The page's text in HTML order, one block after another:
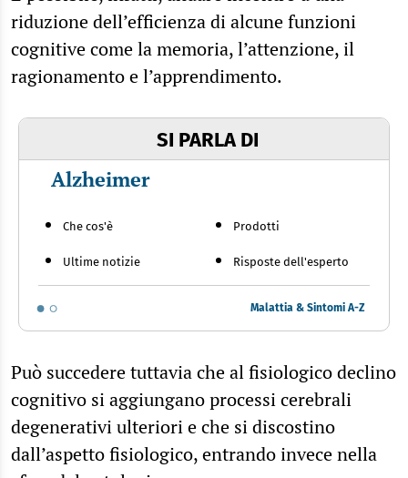
riduzione dell’efficienza di alcune funzioni
cognitive come la memoria, l’attenzione, il
ragionamento e l’apprendimento.
SI PARLA DI
Alzheimer
Che cos'è
Ultime notizie
Prodotti
Risposte dell'esperto
Malattia & Sintomi A-Z
Può succedere tuttavia che al fisiologico declino
cognitivo si aggiungano processi cerebrali
degenerativi ulteriori e che si discostino
dall’aspetto fisiologico, entrando invece nella